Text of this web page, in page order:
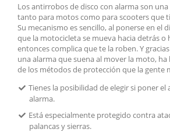
Los antirrobos de disco con alarma son
tanto para motos como para scooters que
Su mecanismo es sencillo, al ponerse en el
que la motocicleta se mueva hacia detrás o
entonces complica que te la roben. Y
una alarma que suena al mover la moto, ha
de los métodos de protección que la gente
Tienes la posibilidad de elegir si poner
alarma.
Está especialmente protegido contra
palancas y sierras.